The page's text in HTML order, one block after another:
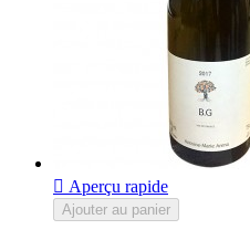
 Aperçu rapide
Ajouter au panier